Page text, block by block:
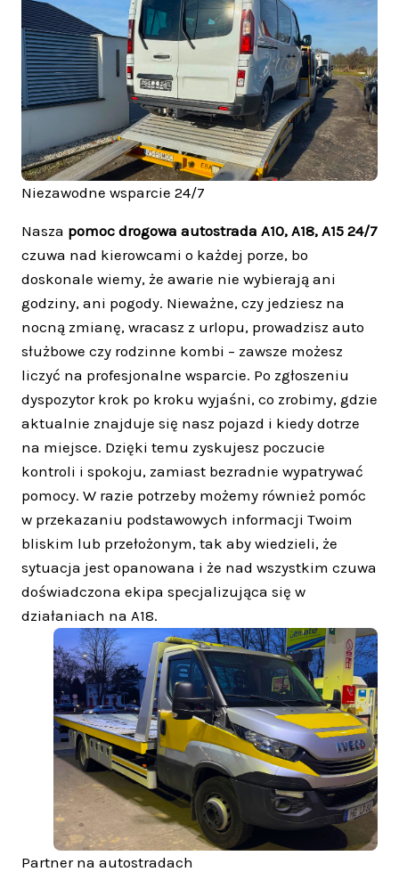
Niezawodne wsparcie 24/7
Nasza pomoc drogowa autostrada A10, A18, A15 24/7
czuwa nad kierowcami o każdej porze, bo
doskonale wiemy, że awarie nie wybierają ani
godziny, ani pogody. Nieważne, czy jedziesz na
nocną zmianę, wracasz z urlopu, prowadzisz auto
służbowe czy rodzinne kombi – zawsze możesz
liczyć na profesjonalne wsparcie. Po zgłoszeniu
dyspozytor krok po kroku wyjaśni, co zrobimy, gdzie
aktualnie znajduje się nasz pojazd i kiedy dotrze
na miejsce. Dzięki temu zyskujesz poczucie
kontroli i spokoju, zamiast bezradnie wypatrywać
pomocy. W razie potrzeby możemy również pomóc
w przekazaniu podstawowych informacji Twoim
bliskim lub przełożonym, tak aby wiedzieli, że
sytuacja jest opanowana i że nad wszystkim czuwa
doświadczona ekipa specjalizująca się w
działaniach na A18.
Partner na autostradach